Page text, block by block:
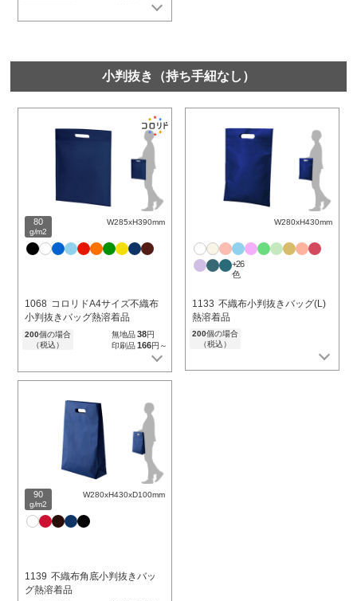
小判抜き（持ち手紐なし）
80
g/m2
W285xH390mm
1068 コロリドA4サイズ不織布
小判抜きバッグ熱溶着品
200個の場合
（税込）
無地品38円
印刷品166円～
W280xH430mm
+26
色
1133 不織布小判抜きバッグ(L)
熱溶着品
200個の場合
（税込）
90
g/m2
W280xH430xD100mm
1139 不織布角底小判抜きバッ
グ熱溶着品